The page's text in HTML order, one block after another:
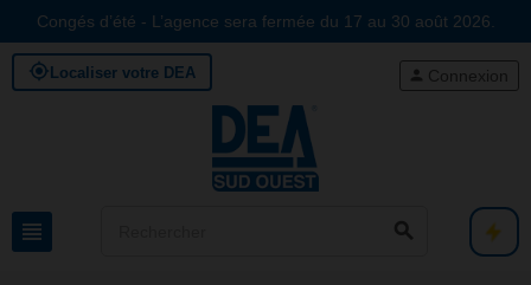
Congés d’été - L’agence sera fermée du 17 au 30 août 2026.
my_locationLocaliser votre DEA
view_headline search
person Connexion